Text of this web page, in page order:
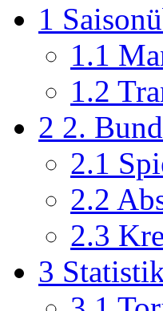
1
1.1
1.2
2 2.
2.1
2.2
2.3
3